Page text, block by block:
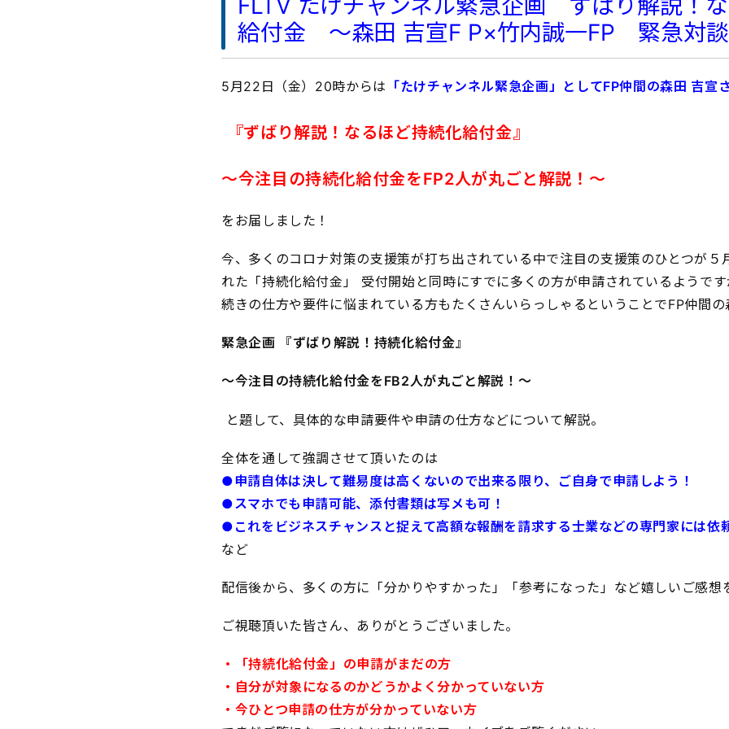
FLTV たけチャンネル緊急企画 ずばり解説！
給付金 〜森田 吉宣F P×竹内誠一FP 緊急対
5月22日（金）20時からは 「たけチャンネル緊急企画」としてFP仲間の森田 吉宣
『ずばり解説！なるほど持続化給付金』
〜今注目の持続化給付金をFP2人が丸ごと解説！〜
をお届しました！
今、多くのコロナ対策の支援策が打ち出されている中で注目の支援策のひとつが５
れた「持続化給付金」 受付開始と同時にすでに多くの方が申請されているようで
続きの仕方や要件に悩まれている方もたくさんいらっしゃるということでFP仲間の
緊急企画 『ずばり解説！持続化給付金』
〜今注目の持続化給付金をFB2人が丸ごと解説！〜
と題して、具体的な申請要件や申請の仕方などについて解説。
全体を通して強調させて頂いたのは
●申請自体は決して難易度は高くないので出来る限り、ご自身で申請しよう！
●スマホでも申請可能、添付書類は写メも可！
●これをビジネスチャンスと捉えて高額な報酬を請求する士業などの専門家には依
など
配信後から、多くの方に「分かりやすかった」「参考になった」など嬉しいご感想
ご視聴頂いた皆さん、ありがとうございました。
・「持続化給付金」の申請がまだの方
・自分が対象になるのかどうかよく分かっていない方
・今ひとつ申請の仕方が分かっていない方